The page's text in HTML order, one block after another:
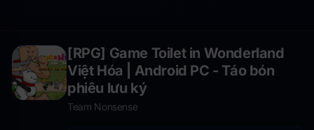
[RPG] Game Toilet in Wonderland
Việt Hóa | Android PC - Táo bón
phiêu lưu ký
Team Nonsense